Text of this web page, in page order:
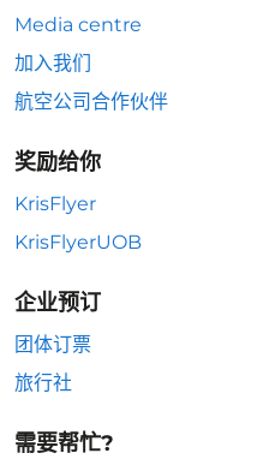
Media centre
加入我们
航空公司合作伙伴
奖励给你
KrisFlyer
KrisFlyerUOB
企业预订
团体订票
旅行社
需要帮忙?